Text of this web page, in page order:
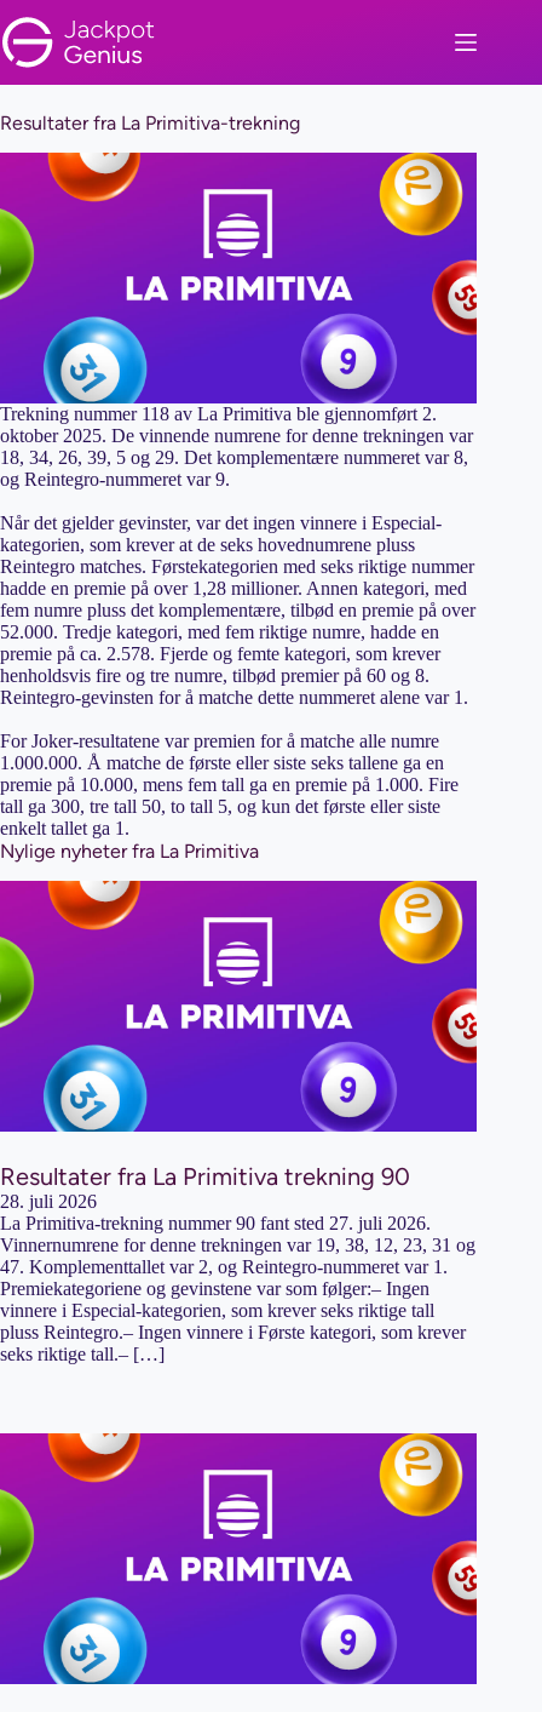
til
innholdet
Resultater fra La Primitiva-trekning
Trekning nummer 118 av La Primitiva ble gjennomført 2.
oktober 2025. De vinnende numrene for denne trekningen var
18, 34, 26, 39, 5 og 29. Det komplementære nummeret var 8,
og Reintegro-nummeret var 9.
Når det gjelder gevinster, var det ingen vinnere i Especial-
kategorien, som krever at de seks hovednumrene pluss
Reintegro matches. Førstekategorien med seks riktige nummer
hadde en premie på over 1,28 millioner. Annen kategori, med
fem numre pluss det komplementære, tilbød en premie på over
52.000. Tredje kategori, med fem riktige numre, hadde en
premie på ca. 2.578. Fjerde og femte kategori, som krever
henholdsvis fire og tre numre, tilbød premier på 60 og 8.
Reintegro-gevinsten for å matche dette nummeret alene var 1.
For Joker-resultatene var premien for å matche alle numre
1.000.000. Å matche de første eller siste seks tallene ga en
premie på 10.000, mens fem tall ga en premie på 1.000. Fire
tall ga 300, tre tall 50, to tall 5, og kun det første eller siste
enkelt tallet ga 1.
Nylige nyheter fra La Primitiva
Resultater fra La Primitiva trekning 90
28. juli 2026
La Primitiva-trekning nummer 90 fant sted 27. juli 2026.
Vinnernumrene for denne trekningen var 19, 38, 12, 23, 31 og
47. Komplementtallet var 2, og Reintegro-nummeret var 1.
Premiekategoriene og gevinstene var som følger:– Ingen
vinnere i Especial-kategorien, som krever seks riktige tall
pluss Reintegro.– Ingen vinnere i Første kategori, som krever
seks riktige tall.– […]